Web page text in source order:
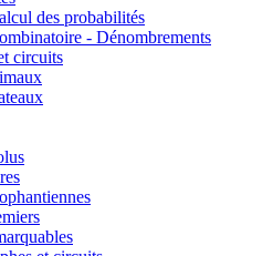
des probabilités
- Dénombrements
circuits